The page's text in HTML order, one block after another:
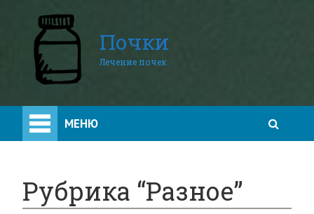
Почки
Лечение почек
МЕНЮ
Рубрика “Разное”